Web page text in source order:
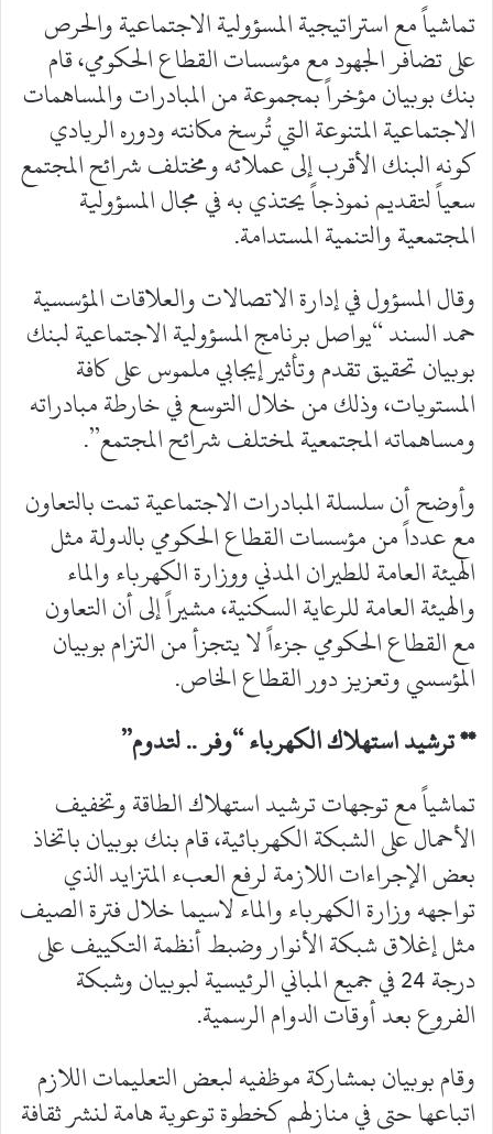
تماشياً مع استراتيجية المسؤولية الاجتماعية والحرص
على تضافر الجهود مع مؤسسات القطاع الحكومي، قام
بنك بوبيان مؤخراً بمجموعة من المبادرات والمساهمات
الاجتماعية المتنوعة التي تُرسخ مكانته ودوره الريادي
كونه البنك الأقرب إلى عملائه ومختلف شرائح المجتمع
سعياً لتقديم نموذجاً يحتذي به في مجال المسؤولية
المجتمعية والتنمية المستدامة.
وقال المسؤول في إدارة الاتصالات والعلاقات المؤسسية
حمد السند “يواصل برنامج المسؤولية الاجتماعية لبنك
بوبيان تحقيق تقدم وتأثير إيجابي ملموس على كافة
المستويات، وذلك من خلال التوسع في خارطة مبادراته
ومساهماته المجتمعية لمختلف شرائح المجتمع”.
وأوضح أن سلسلة المبادرات الاجتماعية تمت بالتعاون
مع عدداً من مؤسسات القطاع الحكومي بالدولة مثل
الهيئة العامة للطيران المدني ووزارة الكهرباء والماء
والهيئة العامة للرعاية السكنية، مشيراً إلى أن التعاون
مع القطاع الحكومي جزءاً لا يتجزأ من التزام بوبيان
المؤسسي وتعزيز دور القطاع الخاص.
** ترشيد استهلاك الكهرباء “وفر .. لتدوم”
تماشياً مع توجهات ترشيد استهلاك الطاقة وتخفيف
الأحمال على الشبكة الكهربائية، قام بنك بوبيان باتخاذ
بعض الإجراءات اللازمة لرفع العبء المتزايد الذي
تواجهه وزارة الكهرباء والماء لاسيما خلال فترة الصيف
مثل إغلاق شبكة الأنوار وضبط أنظمة التكييف على
درجة 24 في جميع المباني الرئيسية لبوبيان وشبكة
الفروع بعد أوقات الدوام الرسمية.
وقام بوبيان بمشاركة موظفيه لبعض التعليمات اللازم
اتباعها حتى في منازلهم كخطوة توعوية هامة لنشر ثقافة